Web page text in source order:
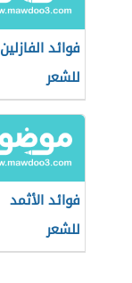
فوائد الفازلين
للشعر
فوائد الأثمد
للشعر